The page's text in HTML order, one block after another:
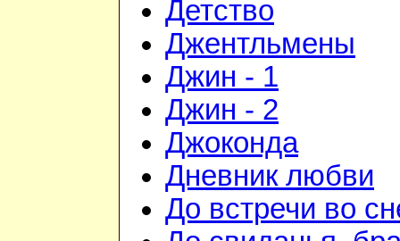
Детство
Джентльмены
Джин - 1
Джин - 2
Джоконда
Дневник любви
До встречи во